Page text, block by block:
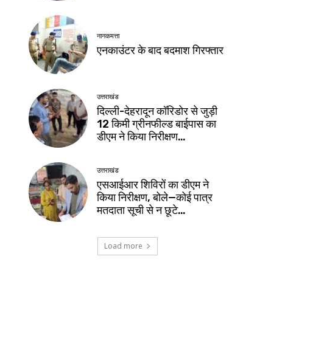
नानकमत्ता
एनकाउंटर के बाद बदमाश गिरफ्तार
उत्तराखंड
दिल्ली-देहरादून कॉरिडोर से जुड़ी
12 किमी ग्रीनफील्ड बाईपास का
डीएम ने किया निरीक्षण…
उत्तराखंड
एसआईआर शिविरों का डीएम ने
किया निरीक्षण, बोले—कोई पात्र
मतदाता सूची से न छूटे…
Load more